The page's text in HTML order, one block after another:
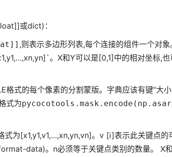
或dict)：
,则表示多边形列表,每个连接的组件一个对
。X和Y可以是[0,1]中的相对坐标,也
式的每个像素的分割蒙版。字典应该有键”大小
式为
为[x1,y1,v1,…,xn,yn,vn]。v [i]表示此关键点的
data)。n必须等于关键点类别的数量。 X